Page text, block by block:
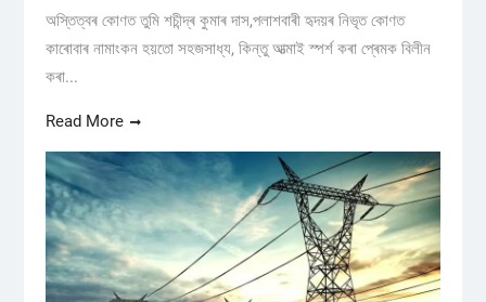
অস্তিত্বৰ কোণত তুমি শচীন্দ্ৰ কুমাৰ দাস,পলাশবাৰী হৃদয়ৰ নিভৃত কোণত
কাৰোবাৰ নামাংকন হয়তো সহজসাধ্য, কিন্তু আত্মাই স্পৰ্শ কৰা প্ৰেমক বিলীন
কৰা...
Read More